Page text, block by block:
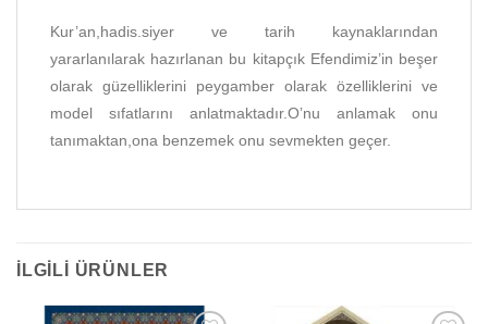
Kur’an,hadis.siyer ve tarih kaynaklarından
yararlanılarak hazırlanan bu kitapçık Efendimiz’in beşer
olarak güzelliklerini peygamber olarak özelliklerini ve
model sıfatlarını anlatmaktadır.O’nu anlamak onu
tanımaktan,ona benzemek onu sevmekten geçer.
İLGILI ÜRÜNLER